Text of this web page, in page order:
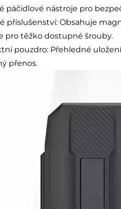
páčidlové nástroje pro
příslušenství: Obsahuje
pro těžko dostupné šrouby.
pouzdro: Přehledné
přenos.